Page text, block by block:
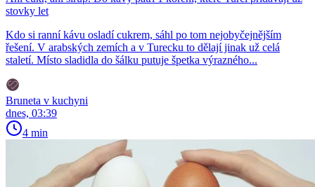
stovky let
Kdo si ranní kávu osladí cukrem, sáhl po tom nejobyčejnějším
řešení. V arabských zemích a v Turecku to dělají jinak už celá
staletí. Místo sladidla do šálku putuje špetka výrazného...
Bruneta v kuchyni
dnes, 03:39
4 min